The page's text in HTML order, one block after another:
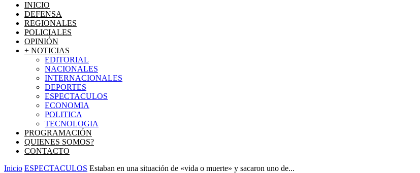
INICIO
DEFENSA
REGIONALES
POLICIALES
OPINIÓN
+ NOTICIAS
EDITORIAL
NACIONALES
INTERNACIONALES
DEPORTES
ESPECTACULOS
ECONOMIA
POLITICA
TECNOLOGIA
PROGRAMACIÓN
QUIENES SOMOS?
CONTACTO
Inicio ESPECTACULOS Estaban en una situación de «vida o muerte» y sacaron uno de...